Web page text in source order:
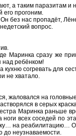
а таким паразитам и
его прогоним.
без нас пропадёт,
вопрос.
Маринка сразу же
над ребёнком!
согревать для
не хватало.
жаловался на
в серых
Маринка раньше
всех соседей по
на реабилитацию…
до неузнаваемости.